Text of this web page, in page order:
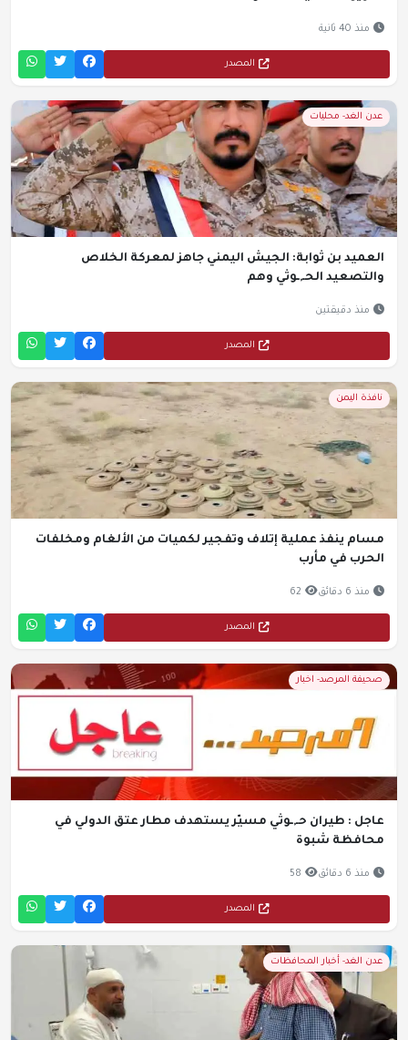
منذ 40 ثانية
المصدر
عدن الغد- محليات
العميد بن ثوابة: الجيش اليمني جاهز لمعركة الخلاص
والتصعيد الحـ,ـوثي وهم
منذ دقيقتين
المصدر
نافذة اليمن
مسام ينفذ عملية إتلاف وتفجير لكميات من الألغام ومخلفات
الحرب في مأرب
منذ 6 دقائق 62
المصدر
صحيفة المرصد- اخبار
عاجل : طيران حـ,ـوثي مسيّر يستهدف مطار عتق الدولي في
محافظة شبوة
منذ 6 دقائق 58
المصدر
عدن الغد- أخبار المحافظات